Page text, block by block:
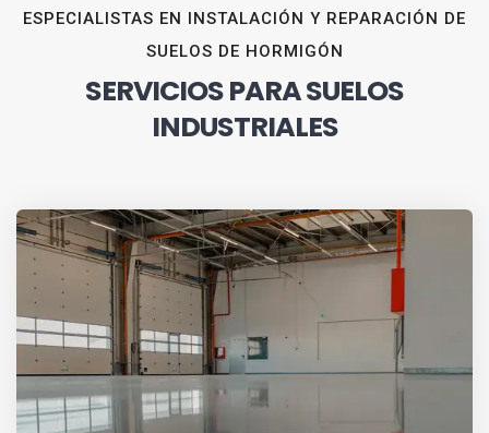
ESPECIALISTAS EN INSTALACIÓN Y REPARACIÓN DE
SUELOS DE HORMIGÓN
SERVICIOS PARA SUELOS
INDUSTRIALES